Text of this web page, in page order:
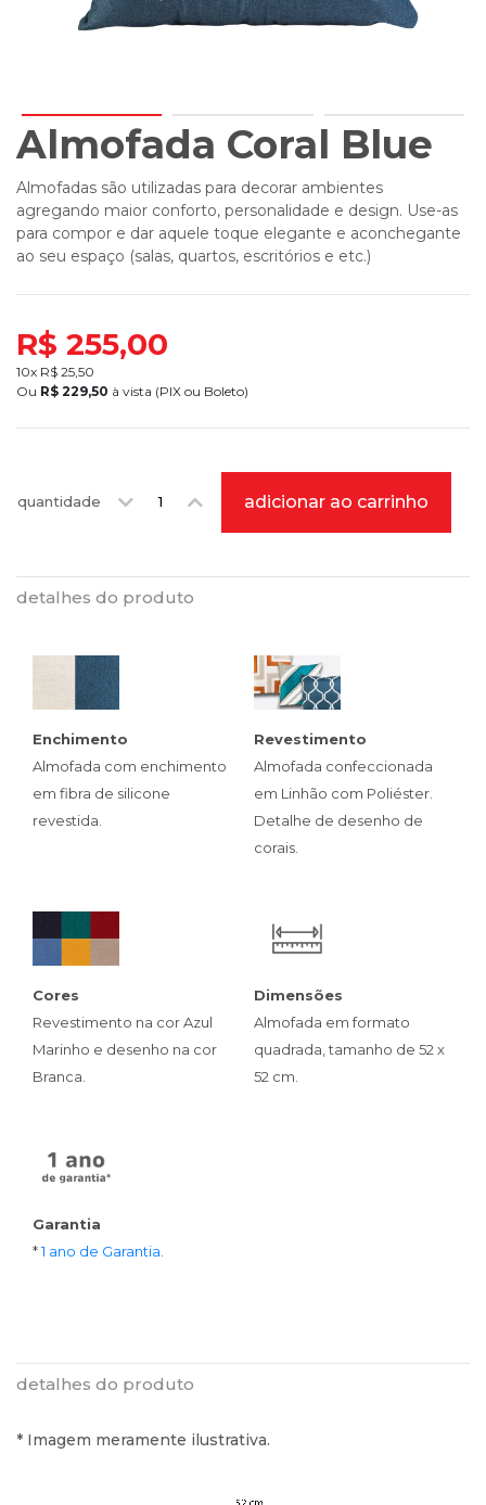
Almofada Coral Blue
Almofadas são utilizadas para decorar ambientes
agregando maior conforto, personalidade e design. Use-as
para compor e dar aquele toque elegante e aconchegante
ao seu espaço (salas, quartos, escritórios e etc.)
R$ 255,00
10x R$ 25,50
Ou R$ 229,50 à vista (PIX ou Boleto)
quantidade adicionar ao carrinho
detalhes do produto
Enchimento
Almofada com enchimento
em fibra de silicone
revestida.
Revestimento
Almofada confeccionada
em Linhão com Poliéster.
Detalhe de desenho de
corais.
Cores
Revestimento na cor Azul
Marinho e desenho na cor
Branca.
Dimensões
Almofada em formato
quadrada, tamanho de 52 x
52 cm.
Garantia
*1 ano de Garantia
detalhes do produto
* Imagem meramente ilustrativa.